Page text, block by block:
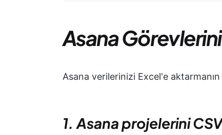
Asana
Asana verilerinizi Excel'e
1. Asana projelerini